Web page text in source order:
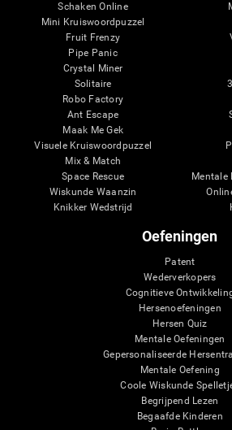
Schaken Online
Mini Kruiswoordpuzzel
Fruit Frenzy
Pipe Panic
Crystal Miner
Solitaire
Robo Factory
Ant Escape
Maak Me Gek
Visuele Kruiswoordpuzzel
Mix & Match
Space Rescue
Wiskunde Waanzin
Knikker Wedstrijd
Mentale
Oefeningen
Patent
Wederverkopers
Cognitieve
Hersenoefeningen
Hersen Quiz
Mentale Oefeningen
Gepersonaliseerde
Mentale Oefening
Coole Wiskunde
Begrijpend Lezen
Begaafde Kinderen